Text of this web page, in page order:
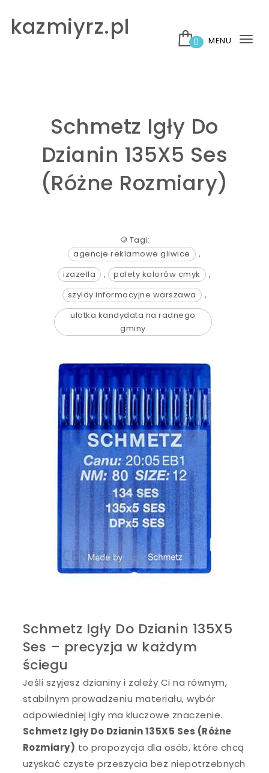
kazmiyrz.pl
0 MENU
Schmetz Igły Do
Dzianin 135X5 Ses
(Różne Rozmiary)
Tagi:
agencje reklamowe gliwice
,
izazella
, palety kolorów cmyk
,
szyldy informacyjne warszawa
,
ulotka kandydata na radnego
gminy
Schmetz Igły Do Dzianin 135X5
Ses – precyzja w każdym
ściegu
Jeśli szyjesz dzianiny i zależy Ci na równym,
stabilnym prowadzeniu materiału, wybór
odpowiedniej igły ma kluczowe znaczenie.
Schmetz Igły Do Dzianin 135X5 Ses (Różne
Rozmiary) to propozycja dla osób, które chcą
uzyskać czyste przeszycia bez niepotrzebnych